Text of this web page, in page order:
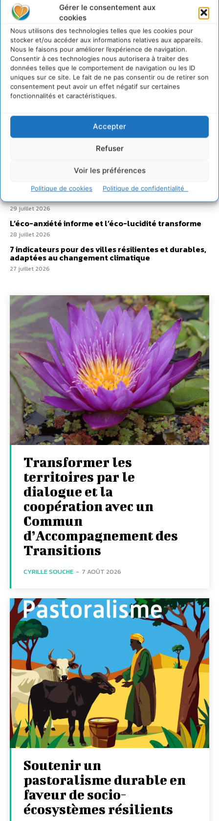
Gérer le consentement aux
cookies
Nous utilisons des technologies telles que les cookies pour
stocker et/ou accéder aux informations relatives aux appareils.
Nous le faisons pour améliorer l’expérience de navigation.
Consentir à ces technologies nous autorisera à traiter des
données telles que le comportement de navigation ou les ID
uniques sur ce site. Le fait de ne pas consentir ou de retirer son
consentement peut avoir un effet négatif sur certaines
fonctionnalités et caractéristiques.
Accepter
Refuser
Voir les préférences
Politique de cookies Politique de confidentialité
Sur Cdurable
hydrique et déréglé tout le territoire (2020-2026)
Développer notre attention aux espèces vivantes
non humaines avec les communs de Zoepolis
développement des forêts comestibles dans nos
29 juillet 2026
L’éco-anxiété informe et l’éco-lucidité transforme
28 juillet 2026
7 indicateurs pour des villes résilientes et durables,
adaptées au changement climatique
27 juillet 2026
Transformer les
territoires par le
dialogue et la
coopération avec un
Commun
d’Accompagnement des
Transitions
CYRILLE SOUCHE - 7 AOÛT 2026
Soutenir un
pastoralisme durable en
faveur de socio-
écosystèmes résilients